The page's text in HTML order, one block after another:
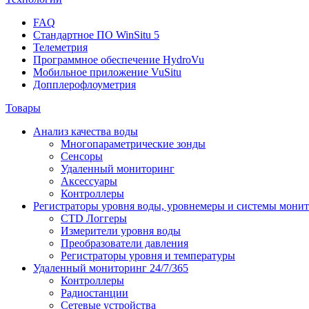
FAQ
Стандартное ПО WinSitu 5
Телеметрия
Программное обеспечение HydroVu
Мобильное приложение VuSitu
Допплерофлоуметрия
Товары
Анализ качества воды
Многопараметрические зонды
Сенсоры
Удаленный мониторинг
Аксессуары
Контроллеры
Регистраторы уровня воды, уровнемеры и системы
CTD Логгеры
Измерители уровня воды
Преобразователи давления
Регистраторы уровня и температуры
Удаленный мониторинг 24/7/365
Контроллеры
Радиостанции
Сетевые устройства